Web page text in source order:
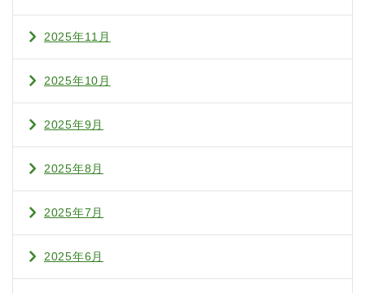
2025年11月
2025年10月
2025年9月
2025年8月
2025年7月
2025年6月